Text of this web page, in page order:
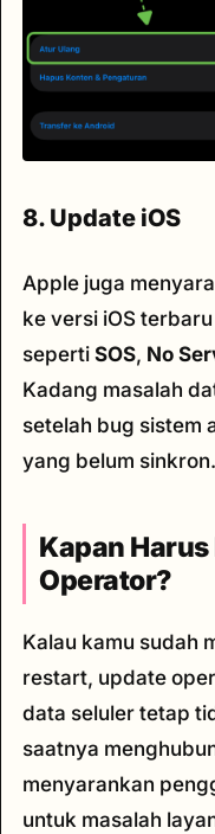
8. Update iOS
Apple juga
ke versi iOS
seperti SOS, No
Kadang masalah
setelah bug sistem
yang belum sinkron.
Kapan
Operator?
Kalau kamu sudah
restart, update
data seluler tetap
saatnya
menyarankan
untuk masalah